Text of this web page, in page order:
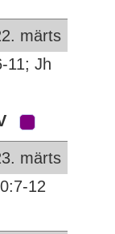
märts
11; Jh
märts
12